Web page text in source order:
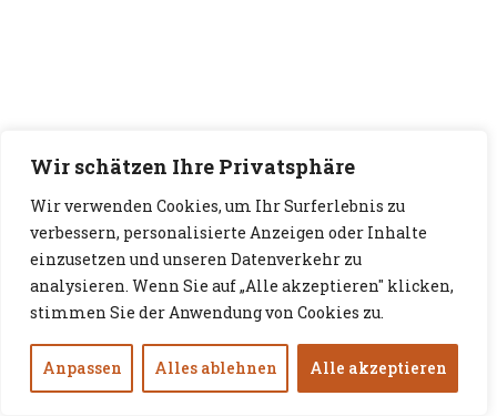
Wir schätzen Ihre Privatsphäre
Wir verwenden Cookies, um Ihr Surferlebnis zu
verbessern, personalisierte Anzeigen oder Inhalte
einzusetzen und unseren Datenverkehr zu
analysieren. Wenn Sie auf „Alle akzeptieren" klicken,
stimmen Sie der Anwendung von Cookies zu.
Anpassen Alles ablehnen Alle akzeptieren